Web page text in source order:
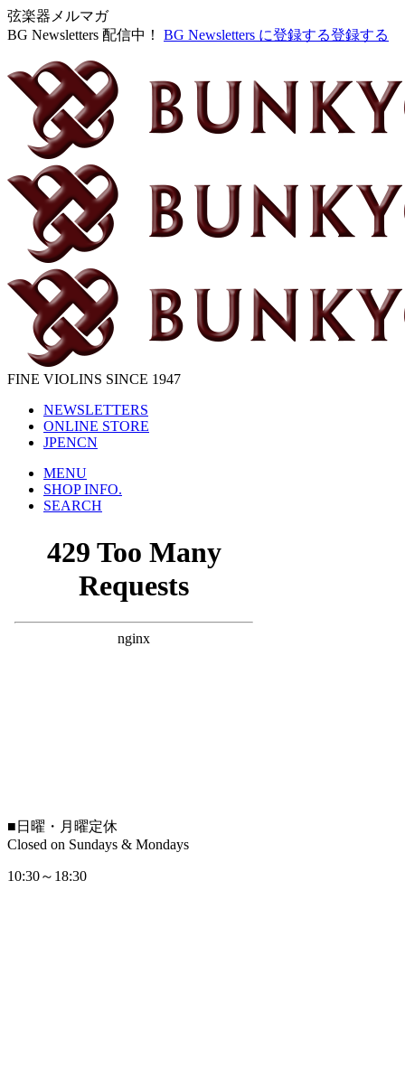
弦楽器メルマガ
BG Newsletters 配信中！
BG Newsletters に登録する登録する
FINE VIOLINS SINCE 1947
NEWSLETTERS
ONLINE STORE
JPENCN
MENU
SHOP INFO.
SEARCH
■ 日曜・月曜定休
Closed on Sundays & Mondays
10:30～18:30